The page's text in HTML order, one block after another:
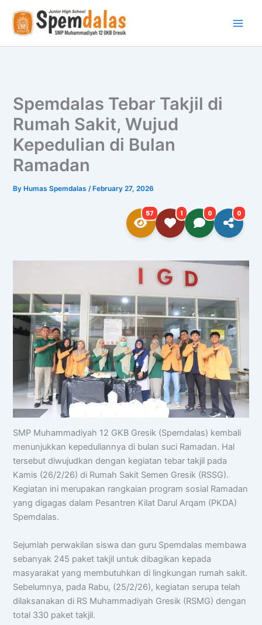
content
Spemdalas Tebar Takjil di
Rumah Sakit, Wujud
Kepedulian di Bulan
Ramadan
By Humas Spemdalas/ February 27, 2026
57 1 0 0
SMP Muhammadiyah 12 GKB Gresik (Spemdalas) kembali
menunjukkan kepeduliannya di bulan suci Ramadan. Hal
tersebut diwujudkan dengan kegiatan tebar takjil pada
Kamis (26/2/26) di Rumah Sakit Semen Gresik (RSSG).
Kegiatan ini merupakan rangkaian program sosial Ramadan
yang digagas dalam Pesantren Kilat Darul Arqam (PKDA)
Spemdalas.
Sejumlah perwakilan siswa dan guru Spemdalas membawa
sebanyak 245 paket takjil untuk dibagikan kepada
masyarakat yang membutuhkan di lingkungan rumah sakit.
Sebelumnya, pada Rabu, (25/2/26), kegiatan serupa telah
dilaksanakan di RS Muhammadiyah Gresik (RSMG) dengan
total 330 paket takjil.